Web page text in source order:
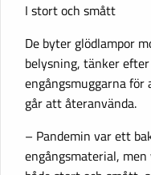
I stort och smått
De byter glödlampor
belysning, tänker
engångsmuggarna för
går att återanvända.
– Pandemin var ett
engångsmaterial,